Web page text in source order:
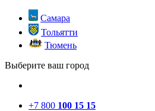
Самара
Тольятти
Тюмень
Выберите ваш город
+7 800 100 15 15